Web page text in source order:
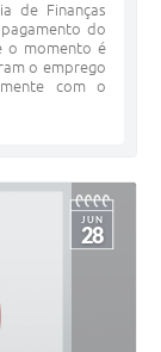
de Finanças
do
o momento é
o emprego
com o
JUN
28